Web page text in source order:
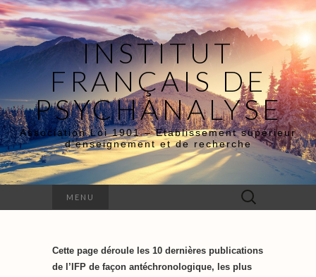
INSTITUT
FRANÇAIS DE
PSYCHANALYSE
Association Loi 1901 – Etablissement supérieur
d’enseignement et de recherche
MENU Rechercher :
Cette page déroule les 10 dernières publications
de l’IFP de façon antéchronologique, les plus